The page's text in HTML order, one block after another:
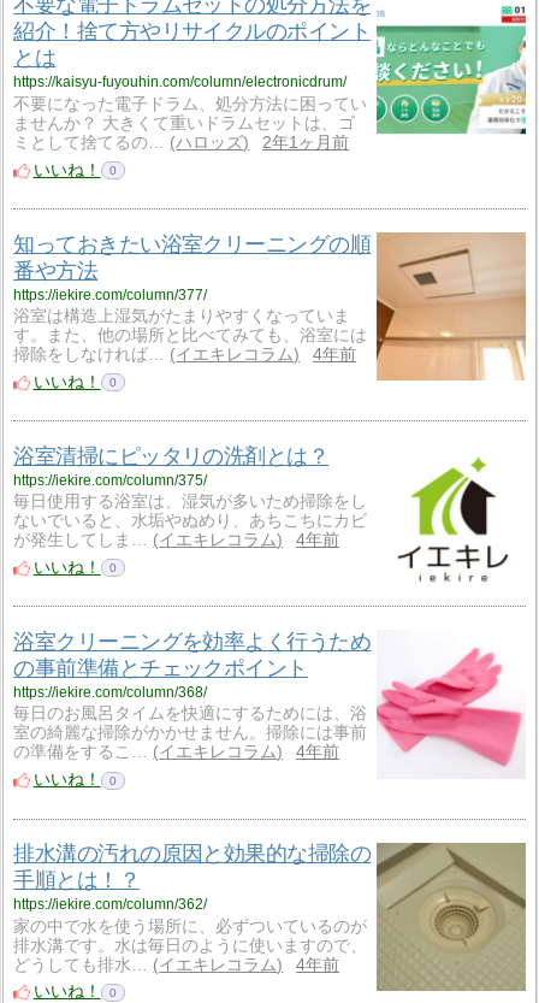
不要な電子ドラムセットの処分方法を
紹介！捨て方やリサイクルのポイント
とは
https://kaisyu-fuyouhin.com/column/electronicdrum/
不要になった電子ドラム、処分方法に困ってい
ませんか？ 大きくて重いドラムセットは、ゴ
ミとして捨てるの…
ハロッズ
2年1ヶ月前
いいね！
0
知っておきたい浴室クリーニングの順
番や方法
https://iekire.com/column/377/
浴室は構造上湿気がたまりやすくなっていま
す。また、他の場所と比べてみても、浴室には
掃除をしなければ…
イエキレコラム
4年前
いいね！
0
浴室清掃にピッタリの洗剤とは？
https://iekire.com/column/375/
毎日使用する浴室は、湿気が多いため掃除をし
ないでいると、水垢やぬめり、あちこちにカビ
が発生してしま…
イエキレコラム
4年前
いいね！
0
浴室クリーニングを効率よく行うため
の事前準備とチェックポイント
https://iekire.com/column/368/
毎日のお風呂タイムを快適にするためには、浴
室の綺麗な掃除がかかせません。掃除には事前
の準備をするこ…
イエキレコラム
4年前
いいね！
0
排水溝の汚れの原因と効果的な掃除の
手順とは！？
https://iekire.com/column/362/
家の中で水を使う場所に、必ずついているのが
排水溝です。水は毎日のように使いますので、
どうしても排水…
イエキレコラム
4年前
いいね！
0